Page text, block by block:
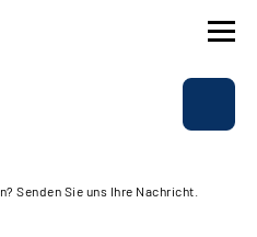
Senden Sie uns Ihre Nachricht.